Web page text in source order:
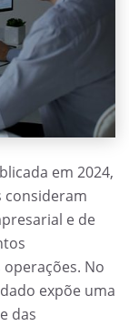
em 2024,
consideram
e de
No
expõe uma
das